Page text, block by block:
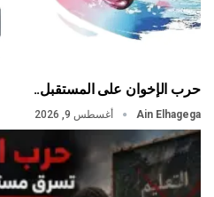
حرب الإخوان على المستقبل..
Ain Elhagega أغسطس 9, 2026